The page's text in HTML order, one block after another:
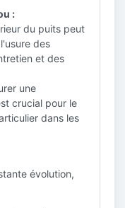
:
du puits peut
des
et des
une
crucial pour le
dans les
évolution,